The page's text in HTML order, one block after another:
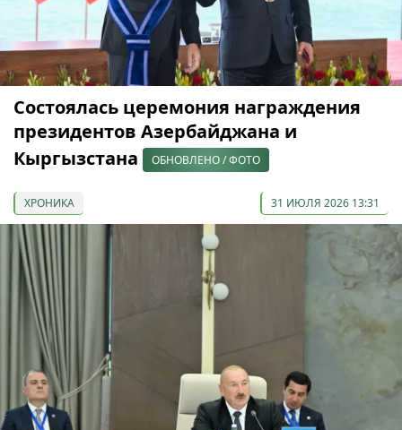
Состоялась церемония награждения
президентов Азербайджана и
Кыргызстана
ОБНОВЛЕНО / ФОТО
ХРОНИКА 31 ИЮЛЯ 2026 13:31